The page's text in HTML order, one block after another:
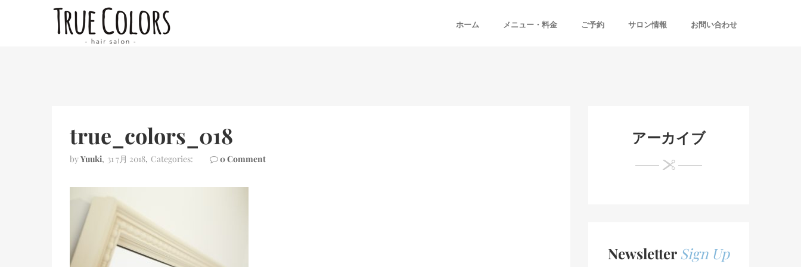
ホーム メニュー・料金 ご予約 サロン情報 お問い合わせ
true_colors_018
byYuuki 31 7月 2018 Categories: 0 Comment
アーカイブ
Newsletter Sign Up